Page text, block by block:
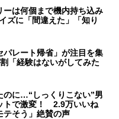
ーは何個まで機内持ち込み
に「間違えた」「知り
レート帰省」が注目を集
「経験はないがしてみた
のに…“しっくりこない”男
トで激変！ 2.9万いいね
テそう」絶賛の声